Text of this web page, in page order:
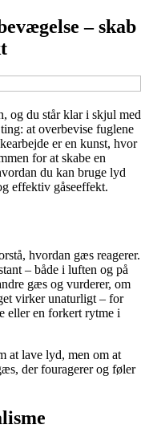
– skab
og du står klar i skjul med
at overbevise fuglene
er en kunst, hvor
for at skabe en
du kan bruge lyd
effektiv gåseeffekt.
hvordan gæs reagerer.
– både i luften og på
gæs og vurderer, om
virker unaturligt – for
eller en forkert rytme i
at lave lyd, men om at
der fouragerer og føler